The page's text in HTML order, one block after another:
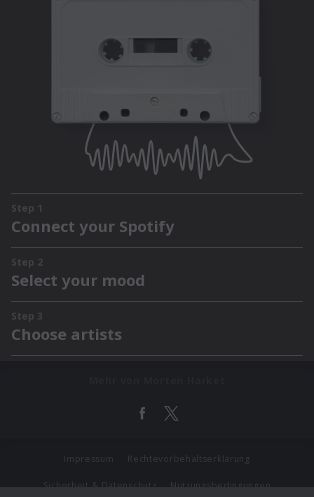
Impressum Rechtevorbehaltserklärung
Sicherheit & Datenschutz Nutzungsbedingungen